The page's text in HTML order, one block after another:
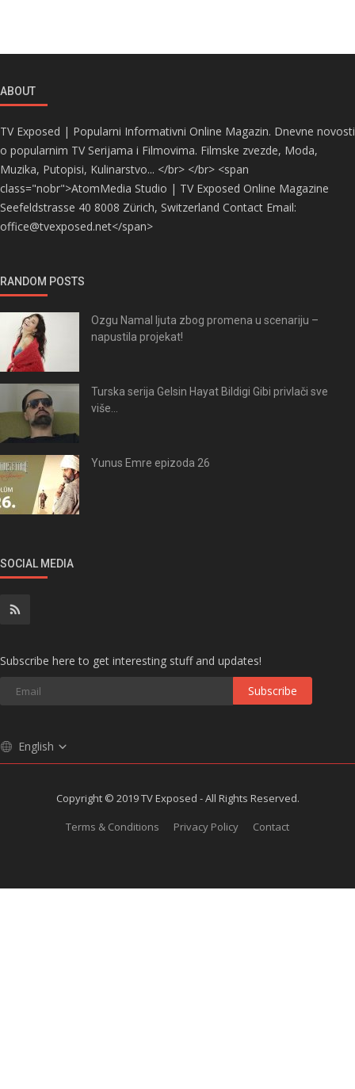
ABOUT
TV Exposed | Popularni Informativni Online Magazin. Dnevne novosti
o popularnim TV Serijama i Filmovima. Filmske zvezde, Moda,
Muzika, Putopisi, Kulinarstvo... </br> </br> <span
class="nobr">AtomMedia Studio | TV Exposed Online Magazine
Seefeldstrasse 40 8008 Zürich, Switzerland Contact Email:
office@tvexposed.net</span>
RANDOM POSTS
Ozgu Namal ljuta zbog promena u scenariju –
napustila projekat!
Turska serija Gelsin Hayat Bildigi Gibi privlači sve
više...
Yunus Emre epizoda 26
SOCIAL MEDIA
Subscribe here to get interesting stuff and updates!
Subscribe
English
Copyright © 2019 TV Exposed - All Rights Reserved.
Terms & Conditions
Privacy Policy Contact